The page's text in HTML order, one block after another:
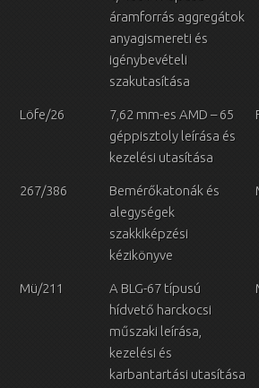
áramforrás aggregátok
anyagismereti és
igénybevételi
szakutasítása
Löfe/26
7,62 mm-es AMD – 65
géppisztoly leírása és
kezelési utasítása
267/386
Bemérőkatonák és
alegységek
szakkiképzési
kézikönyve
Mü/211
A BLG-67 típusú
hídvető harckocsi
műszaki leírása,
kezelési és
karbantartási utasítása